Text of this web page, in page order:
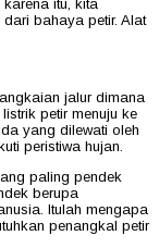
itu, kita
bahaya petir. Alat
jalur dimana
petir menuju ke
yang dilewati oleh
peristiwa hujan.
paling pendek
berupa
Itulah mengapa
penangkal petir